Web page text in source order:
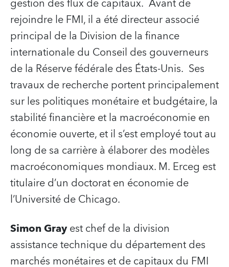
gestion des flux de capitaux. Avant de
rejoindre le FMI, il a été directeur associé
principal de la Division de la finance
internationale du Conseil des gouverneurs
de la Réserve fédérale des États-Unis. Ses
travaux de recherche portent principalement
sur les politiques monétaire et budgétaire, la
stabilité financière et la macroéconomie en
économie ouverte, et il s’est employé tout au
long de sa carrière à élaborer des modèles
macroéconomiques mondiaux. M. Erceg est
titulaire d’un doctorat en économie de
l’Université de Chicago.
Simon Grayest chef de la division
assistance technique du département des
marchés monétaires et de capitaux du FMI